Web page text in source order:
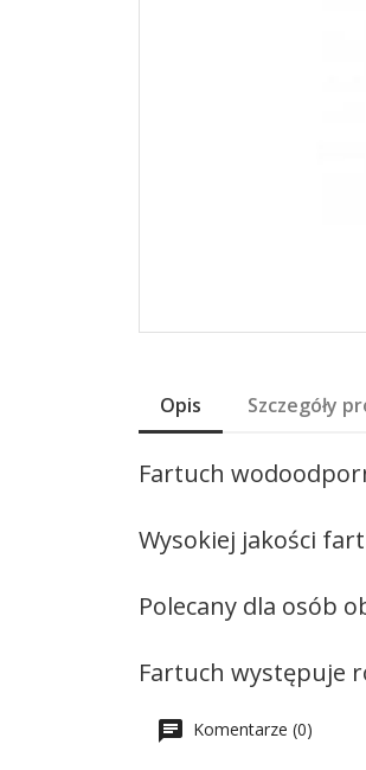
Opis Szczegóły
Fartuch
Wysokiej jakości
Polecany dla osób
Fartuch występuje
Komentarze (0)